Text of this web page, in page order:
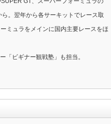
。翌年から各サーキットでレース取
ミュラをメインに国内主要レースをほ
「ビギナー観戦塾」も担当。